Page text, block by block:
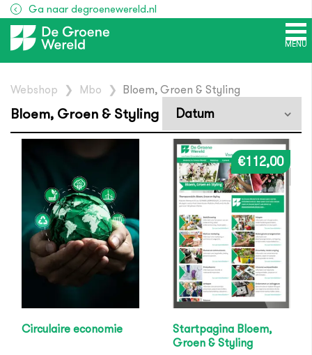
Ga naar degroenewereld.nl
MENU
Webshop ❯ Mbo ❯ Bloem, Groen & Styling
Bloem, Groen & Styling
Circulaire economie
Startpagina Bloem,
Groen & Styling
€112,00